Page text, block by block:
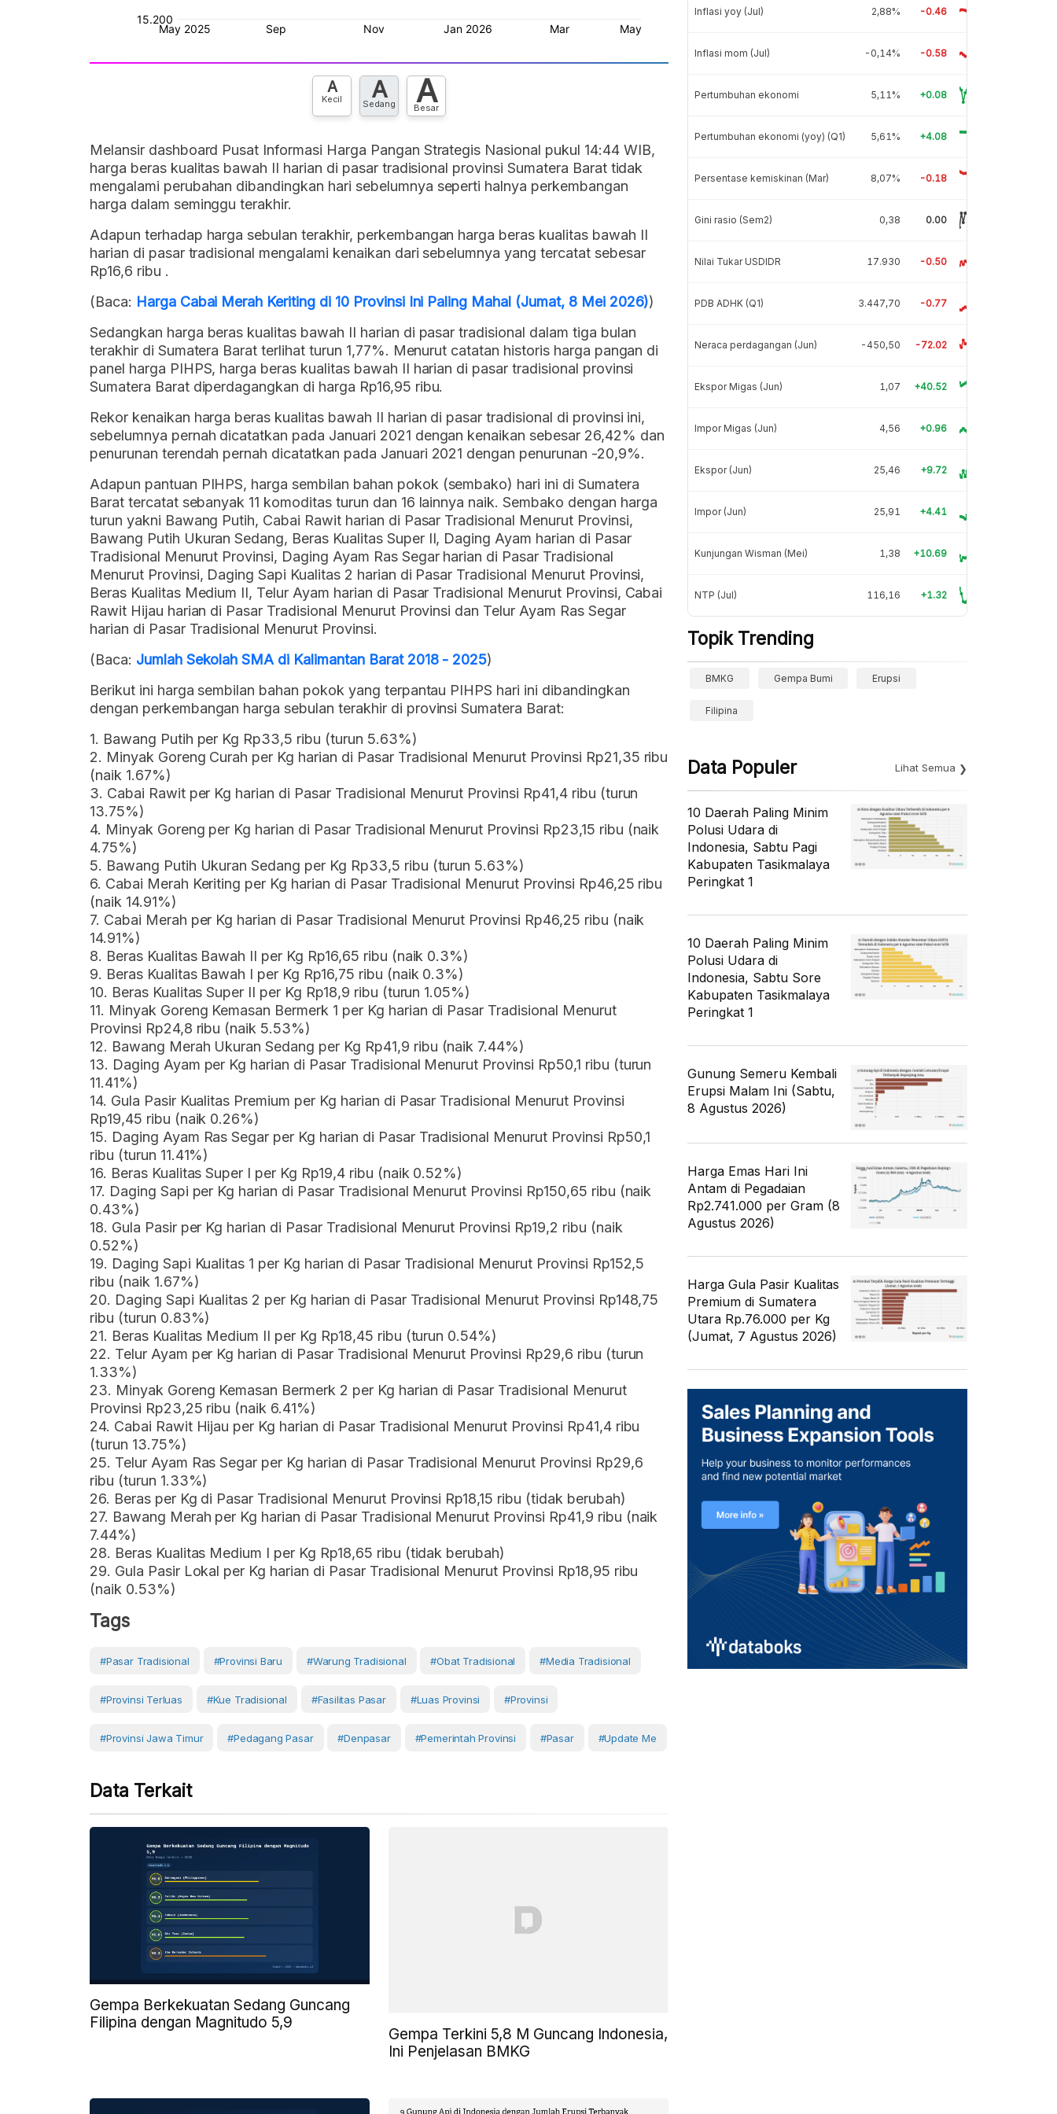
A
Kecil A
Sedang A
Besar
Melansir dashboard Pusat Informasi Harga Pangan Strategis Nasional pukul 14:44 WIB,
harga beras kualitas bawah II harian di pasar tradisional provinsi Sumatera Barat tidak
mengalami perubahan dibandingkan hari sebelumnya seperti halnya perkembangan
harga dalam seminggu terakhir.
Adapun terhadap harga sebulan terakhir, perkembangan harga beras kualitas bawah II
harian di pasar tradisional mengalami kenaikan dari sebelumnya yang tercatat sebesar
Rp16,6 ribu .
(Baca: Harga Cabai Merah Keriting di 10 Provinsi Ini Paling Mahal (Jumat, 8 Mei 2026))
Sedangkan harga beras kualitas bawah II harian di pasar tradisional dalam tiga bulan
terakhir di Sumatera Barat terlihat turun 1,77%. Menurut catatan historis harga pangan di
panel harga PIHPS, harga beras kualitas bawah II harian di pasar tradisional provinsi
Sumatera Barat diperdagangkan di harga Rp16,95 ribu.
Rekor kenaikan harga beras kualitas bawah II harian di pasar tradisional di provinsi ini,
sebelumnya pernah dicatatkan pada Januari 2021 dengan kenaikan sebesar 26,42% dan
penurunan terendah pernah dicatatkan pada Januari 2021 dengan penurunan -20,9%.
Adapun pantuan PIHPS, harga sembilan bahan pokok (sembako) hari ini di Sumatera
Barat tercatat sebanyak 11 komoditas turun dan 16 lainnya naik. Sembako dengan harga
turun yakni Bawang Putih, Cabai Rawit harian di Pasar Tradisional Menurut Provinsi,
Bawang Putih Ukuran Sedang, Beras Kualitas Super II, Daging Ayam harian di Pasar
Tradisional Menurut Provinsi, Daging Ayam Ras Segar harian di Pasar Tradisional
Menurut Provinsi, Daging Sapi Kualitas 2 harian di Pasar Tradisional Menurut Provinsi,
Beras Kualitas Medium II, Telur Ayam harian di Pasar Tradisional Menurut Provinsi, Cabai
Rawit Hijau harian di Pasar Tradisional Menurut Provinsi dan Telur Ayam Ras Segar
harian di Pasar Tradisional Menurut Provinsi.
(Baca: Jumlah Sekolah SMA di Kalimantan Barat 2018 - 2025)
Berikut ini harga sembilan bahan pokok yang terpantau PIHPS hari ini dibandingkan
dengan perkembangan harga sebulan terakhir di provinsi Sumatera Barat:
1. Bawang Putih per Kg Rp33,5 ribu (turun 5.63%)
2. Minyak Goreng Curah per Kg harian di Pasar Tradisional Menurut Provinsi Rp21,35 ribu
(naik 1.67%)
3. Cabai Rawit per Kg harian di Pasar Tradisional Menurut Provinsi Rp41,4 ribu (turun
13.75%)
4. Minyak Goreng per Kg harian di Pasar Tradisional Menurut Provinsi Rp23,15 ribu (naik
4.75%)
5. Bawang Putih Ukuran Sedang per Kg Rp33,5 ribu (turun 5.63%)
6. Cabai Merah Keriting per Kg harian di Pasar Tradisional Menurut Provinsi Rp46,25 ribu
(naik 14.91%)
7. Cabai Merah per Kg harian di Pasar Tradisional Menurut Provinsi Rp46,25 ribu (naik
14.91%)
8. Beras Kualitas Bawah II per Kg Rp16,65 ribu (naik 0.3%)
9. Beras Kualitas Bawah I per Kg Rp16,75 ribu (naik 0.3%)
10. Beras Kualitas Super II per Kg Rp18,9 ribu (turun 1.05%)
11. Minyak Goreng Kemasan Bermerk 1 per Kg harian di Pasar Tradisional Menurut
Provinsi Rp24,8 ribu (naik 5.53%)
12. Bawang Merah Ukuran Sedang per Kg Rp41,9 ribu (naik 7.44%)
13. Daging Ayam per Kg harian di Pasar Tradisional Menurut Provinsi Rp50,1 ribu (turun
11.41%)
14. Gula Pasir Kualitas Premium per Kg harian di Pasar Tradisional Menurut Provinsi
Rp19,45 ribu (naik 0.26%)
15. Daging Ayam Ras Segar per Kg harian di Pasar Tradisional Menurut Provinsi Rp50,1
ribu (turun 11.41%)
16. Beras Kualitas Super I per Kg Rp19,4 ribu (naik 0.52%)
17. Daging Sapi per Kg harian di Pasar Tradisional Menurut Provinsi Rp150,65 ribu (naik
0.43%)
18. Gula Pasir per Kg harian di Pasar Tradisional Menurut Provinsi Rp19,2 ribu (naik
0.52%)
19. Daging Sapi Kualitas 1 per Kg harian di Pasar Tradisional Menurut Provinsi Rp152,5
ribu (naik 1.67%)
20. Daging Sapi Kualitas 2 per Kg harian di Pasar Tradisional Menurut Provinsi Rp148,75
ribu (turun 0.83%)
21. Beras Kualitas Medium II per Kg Rp18,45 ribu (turun 0.54%)
22. Telur Ayam per Kg harian di Pasar Tradisional Menurut Provinsi Rp29,6 ribu (turun
1.33%)
23. Minyak Goreng Kemasan Bermerk 2 per Kg harian di Pasar Tradisional Menurut
Provinsi Rp23,25 ribu (naik 6.41%)
24. Cabai Rawit Hijau per Kg harian di Pasar Tradisional Menurut Provinsi Rp41,4 ribu
(turun 13.75%)
25. Telur Ayam Ras Segar per Kg harian di Pasar Tradisional Menurut Provinsi Rp29,6
ribu (turun 1.33%)
26. Beras per Kg di Pasar Tradisional Menurut Provinsi Rp18,15 ribu (tidak berubah)
27. Bawang Merah per Kg harian di Pasar Tradisional Menurut Provinsi Rp41,9 ribu (naik
7.44%)
28. Beras Kualitas Medium I per Kg Rp18,65 ribu (tidak berubah)
29. Gula Pasir Lokal per Kg harian di Pasar Tradisional Menurut Provinsi Rp18,95 ribu
(naik 0.53%)
Tags
#Pasar Tradisional #provinsi Baru #warung Tradisional #Obat Tradisional #media Tradisional
#provinsi Terluas #kue Tradisional #fasilitas Pasar #luas Provinsi #Provinsi
#provinsi Jawa Timur #Pedagang Pasar #Denpasar #Pemerintah Provinsi #Pasar #Update Me
Data Terkait
Gempa Berkekuatan Sedang Guncang
Filipina dengan Magnitudo 5,9
Gempa Terkini 5,8 M Guncang Indonesia,
Ini Penjelasan BMKG
Inflasi yoy (Jul) 2,88% -0.46
Inflasi mom (Jul) -0,14% -0.58
Pertumbuhan ekonomi 5,11% +0.08
Pertumbuhan ekonomi (yoy) (Q1) 5,61% +4.08
Persentase kemiskinan (Mar) 8,07% -0.18
Gini rasio (Sem2) 0,38 0.00
Nilai Tukar USDIDR 17.930 -0.50
PDB ADHK (Q1) 3.447,70 -0.77
Neraca perdagangan (Jun) -450,50 -72.02
Ekspor Migas (Jun) 1,07 +40.52
Impor Migas (Jun) 4,56 +0.96
Ekspor (Jun) 25,46 +9.72
Impor (Jun) 25,91 +4.41
Kunjungan Wisman (Mei) 1,38 +10.69
NTP (Jul) 116,16 +1.32
Topik Trending
BMKG Gempa Bumi Erupsi
Filipina
Data Populer Lihat Semua
10 Daerah Paling Minim
Polusi Udara di
Indonesia, Sabtu Pagi
Kabupaten Tasikmalaya
Peringkat 1
10 Daerah Paling Minim
Polusi Udara di
Indonesia, Sabtu Sore
Kabupaten Tasikmalaya
Peringkat 1
Gunung Semeru Kembali
Erupsi Malam Ini (Sabtu,
8 Agustus 2026)
Harga Emas Hari Ini
Antam di Pegadaian
Rp2.741.000 per Gram (8
Agustus 2026)
Harga Gula Pasir Kualitas
Premium di Sumatera
Utara Rp.76.000 per Kg
(Jumat, 7 Agustus 2026)